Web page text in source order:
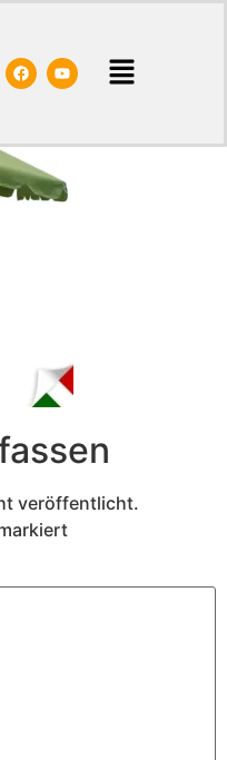
INCL
veröffentlicht.